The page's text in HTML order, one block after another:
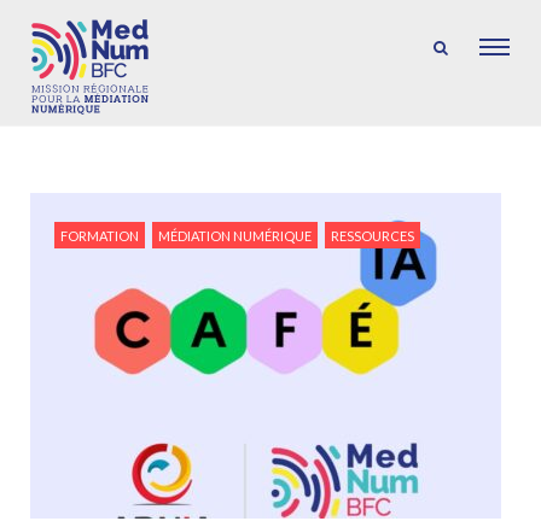
FORMATION MÉDIATION NUMÉRIQUE RESSOURCES